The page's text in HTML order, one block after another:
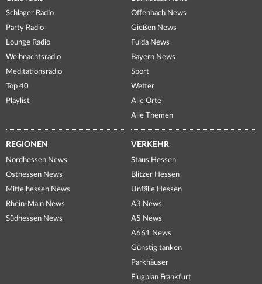
Schlager Radio
Party Radio
Lounge Radio
Weihnachtsradio
Meditationsradio
Top 40
Playlist
Offenbach News
Gießen News
Fulda News
Bayern News
Sport
Wetter
Alle Orte
Alle Themen
REGIONEN
Nordhessen News
Osthessen News
Mittelhessen News
Rhein-Main News
Südhessen News
VERKEHR
Staus Hessen
Blitzer Hessen
Unfälle Hessen
A3 News
A5 News
A661 News
Günstig tanken
Parkhäuser
Flugplan Frankfurt